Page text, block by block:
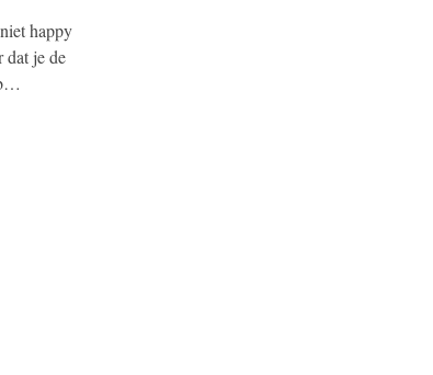
happy
dat je de